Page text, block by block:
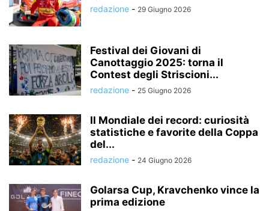
redazione - 29 Giugno 2026
Festival dei Giovani di
Canottaggio 2025: torna il
Contest degli Striscioni...
redazione - 25 Giugno 2026
Il Mondiale dei record: curiosità
statistiche e favorite della Coppa
del...
redazione - 24 Giugno 2026
Golarsa Cup, Kravchenko vince la
prima edizione